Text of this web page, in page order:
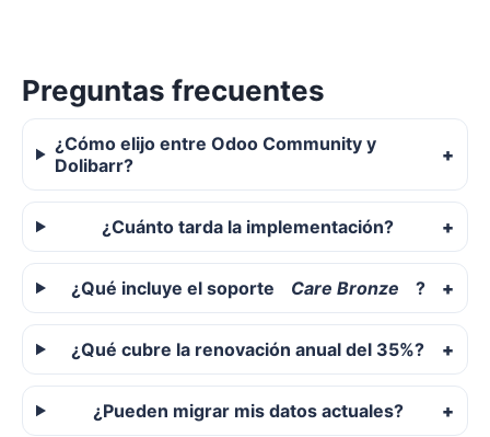
Preguntas frecuentes
¿Cómo elijo entre Odoo Community y
Dolibarr?
¿Cuánto tarda la implementación?
¿Qué incluye el soporte Care Bronze ?
¿Qué cubre la renovación anual del 35%?
¿Pueden migrar mis datos actuales?